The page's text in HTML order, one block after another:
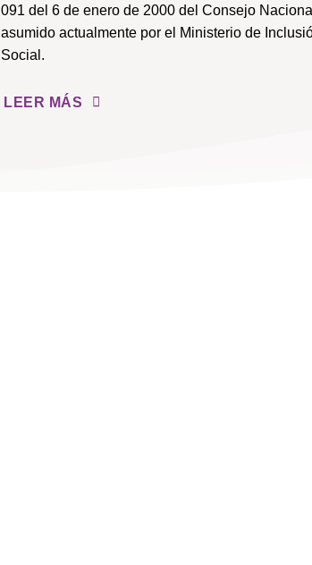
091 del 6 de enero de 2000 del Consejo
asumido actualmente por el Ministerio de
Social.
LEER MÁS